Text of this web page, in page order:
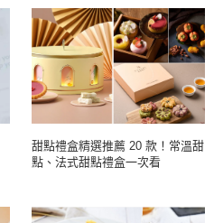
甜點禮盒精選推薦 20 款！常溫甜
點、法式甜點禮盒一次看